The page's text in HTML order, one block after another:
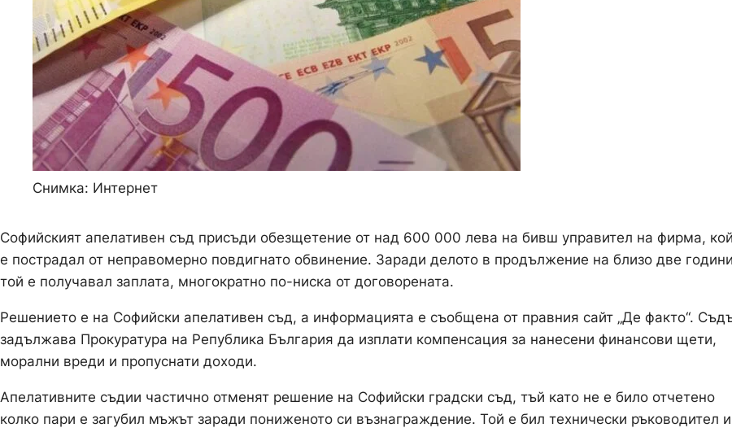
Снимка: Интернет
Софийският апелативен съд присъди обезщетение от над 600 000 лева на бивш управител на фирма,
е пострадал от неправомерно повдигнато обвинение. Заради делото в продължение на близо две години
той е получавал заплата, многократно по-ниска от договорената.
Решението е на Софийски апелативен съд, а информацията е съобщена от правния сайт „Де факто“.
задължава Прокуратура на Република България да изплати компенсация за нанесени финансови щети,
морални вреди и пропуснати доходи.
Апелативните съдии частично отменят решение на Софийски градски съд, тъй като не е било отчетено
колко пари е загубил мъжът заради пониженото си възнаграждение. Той е бил технически ръководител и